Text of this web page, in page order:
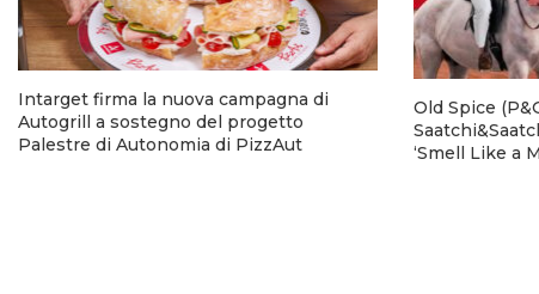
Intarget firma la nuova campagna di
Autogrill a sostegno del progetto
Palestre di Autonomia di PizzAut
Old Spice
‘Smell Like a